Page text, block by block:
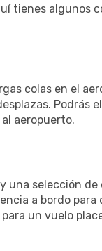
tienes algunos
colas en el
Podrás
aeropuerto.
una selección de
a bordo
un vuelo